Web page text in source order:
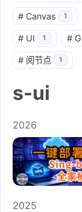
# Canvas 1
# UI 1 #
# 阅节点 1
s-ui
2026
2025